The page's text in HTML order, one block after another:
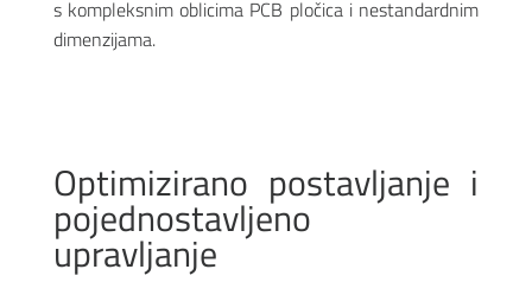
s kompleksnim oblicima PCB pločica i nestandardnim
dimenzijama.
Optimizirano postavljanje i
pojednostavljeno
upravljanje